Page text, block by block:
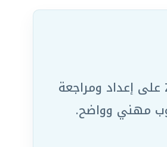
يعمل ضمن الفريق التحريري في موقع ZNN على إعداد ومراجعة
مهني وواضح.